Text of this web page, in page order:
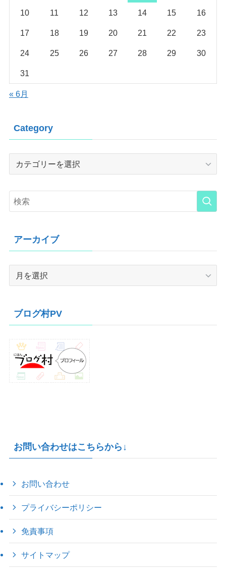
10 11 12 13 14 15 16
17 18 19 20 21 22 23
24 25 26 27 28 29 30
31
« 6月
Category
Category
アーカイブ
ブ
ブログ村PV
お問い合わせはこちらから↓
お問い合わせ
プライバシーポリシー
免責事項
サイトマップ